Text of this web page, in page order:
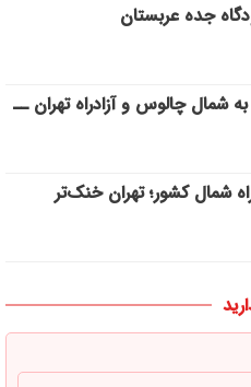
جده عربستان
شمال چالوس و آزادراه تهران ــ
شمال کشور؛ تهران خنک‌تر